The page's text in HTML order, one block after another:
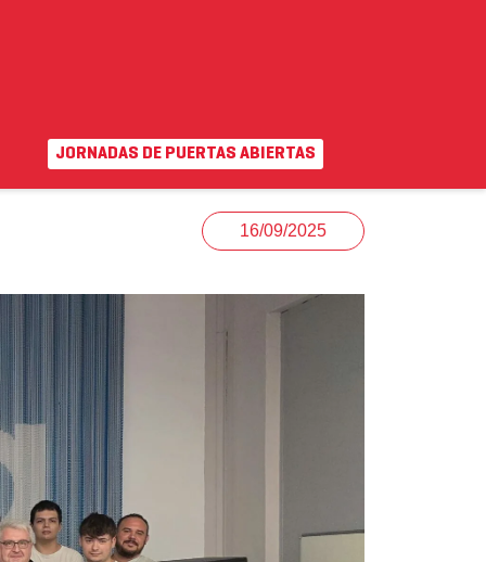
Campus virtual EN|VA
JORNADAS DE PUERTAS ABIERTAS
16/09/2025